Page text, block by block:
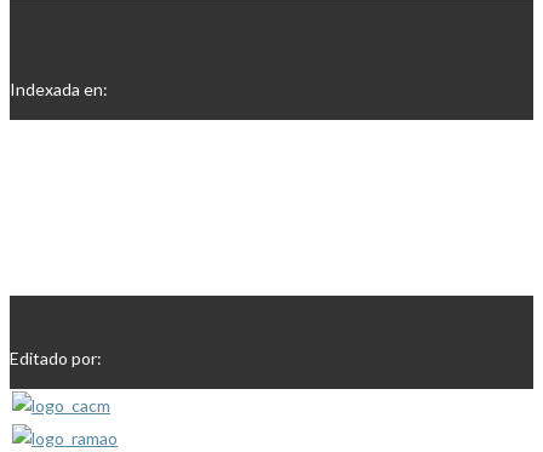
Indexada en:
Editado por: